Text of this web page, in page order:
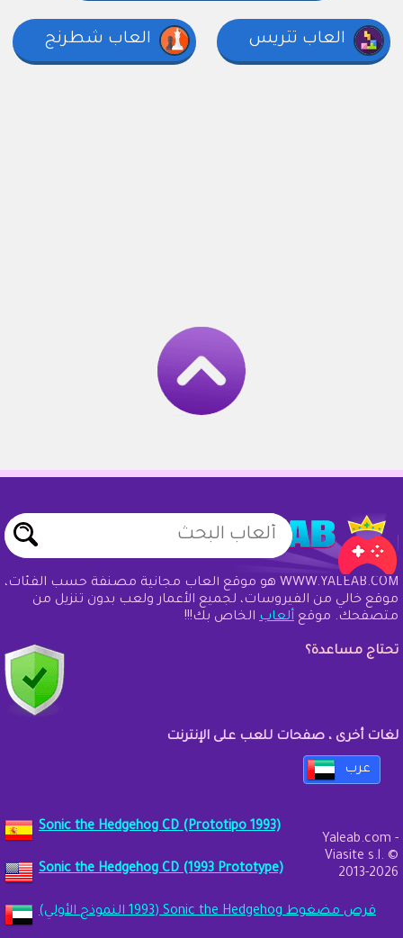
العاب تتريس العاب شطرنج
WWW.YALEAB.COM هو موقع ألعاب مجانية مصنفة حسب الفئات،
موقع خالي من الفيروسات، لجميع الأعمار ولعب بدون تنزيل من
متصفحك. موقع ألعاب الخاص بك!!!
تحتاج مساعدة؟
لغات أخرى ، صفحات للعب على الإنترنت
عرب
Sonic the Hedgehog CD (Prototipo 1993)
Sonic the Hedgehog CD (1993 Prototype)
قرص مضغوط Sonic the Hedgehog (1993 النموذج الأولي)
Yaleab.com -
Viasite s.l. ©
2013-2026